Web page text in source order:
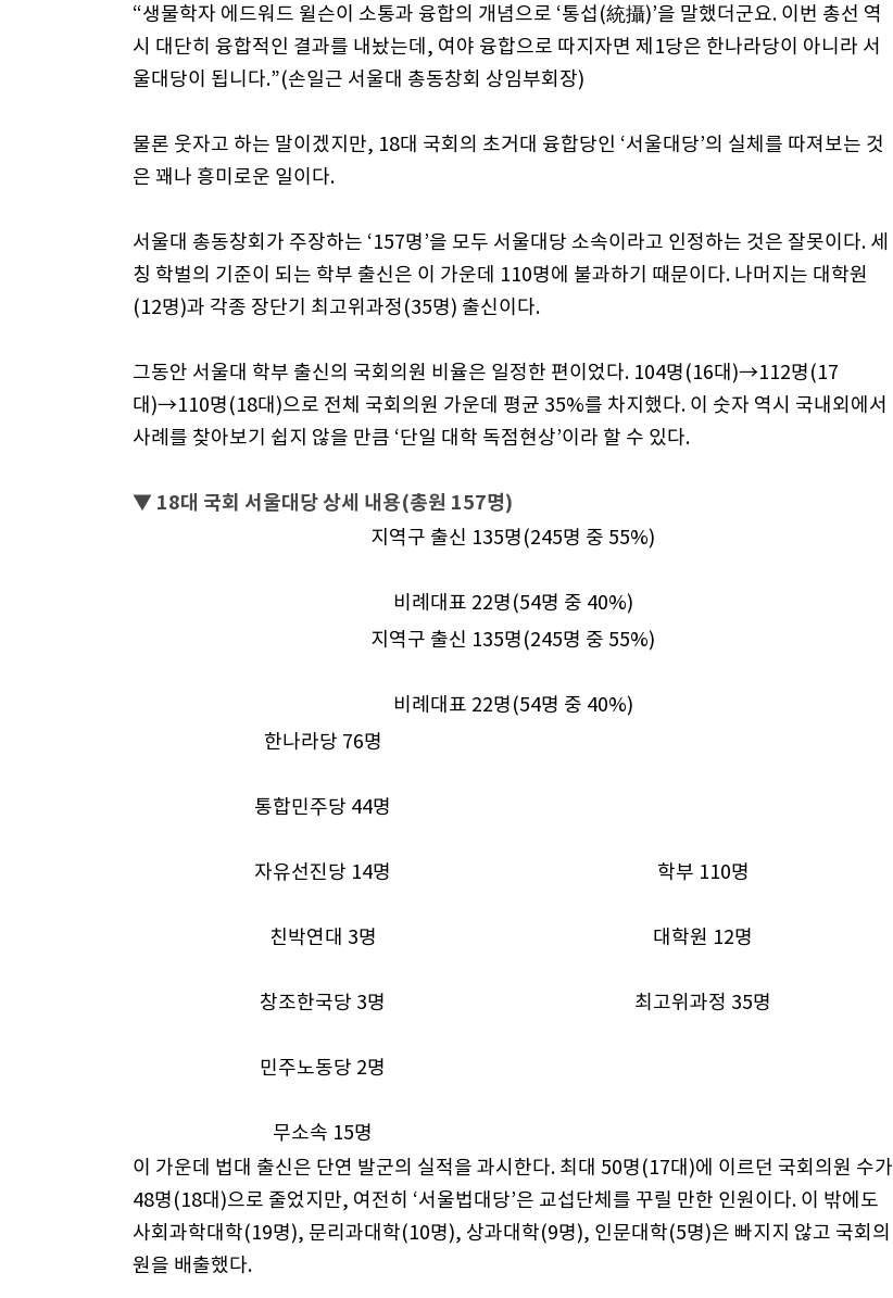
“생물학자 에드워드 윌슨이 소통과 융합의 개념으로 ‘통섭(統攝)’을 말했더군요. 이번 총선 역
시 대단히 융합적인 결과를 내놨는데, 여야 융합으로 따지자면 제1당은 한나라당이 아니라 서
울대당이 됩니다.”(손일근 서울대 총동창회 상임부회장)
물론 웃자고 하는 말이겠지만, 18대 국회의 초거대 융합당인 ‘서울대당’의 실체를 따져보는 것
은 꽤나 흥미로운 일이다.
서울대 총동창회가 주장하는 ‘157명’을 모두 서울대당 소속이라고 인정하는 것은 잘못이다. 세
칭 학벌의 기준이 되는 학부 출신은 이 가운데 110명에 불과하기 때문이다. 나머지는 대학원
(12명)과 각종 장단기 최고위과정(35명) 출신이다.
그동안 서울대 학부 출신의 국회의원 비율은 일정한 편이었다. 104명(16대)→112명(17
대)→110명(18대)으로 전체 국회의원 가운데 평균 35%를 차지했다. 이 숫자 역시 국내외에서
사례를 찾아보기 쉽지 않을 만큼 ‘단일 대학 독점현상’이라 할 수 있다.
▼ 18대 국회 서울대당 상세 내용(총원 157명)
지역구 출신 135명(245명 중 55%)
비례대표 22명(54명 중 40%)
지역구 출신 135명(245명 중 55%)
비례대표 22명(54명 중 40%)
한나라당 76명
통합민주당 44명
자유선진당 14명
친박연대 3명
창조한국당 3명
민주노동당 2명
무소속 15명
학부 110명
대학원 12명
최고위과정 35명
이 가운데 법대 출신은 단연 발군의 실적을 과시한다. 최대 50명(17대)에 이르던 국회의원 수가
48명(18대)으로 줄었지만, 여전히 ‘서울법대당’은 교섭단체를 꾸릴 만한 인원이다. 이 밖에도
사회과학대학(19명), 문리과대학(10명), 상과대학(9명), 인문대학(5명)은 빠지지 않고 국회의
원을 배출했다.